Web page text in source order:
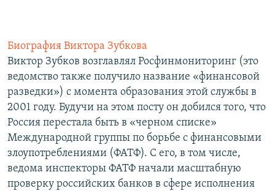
Биография Виктора Зубкова
Виктор Зубков возглавлял Росфинмониторинг (это
ведомство также получило название «финансовой
разведки») с момента образования этой службы в
2001 году. Будучи на этом посту он добился того, что
Россия перестала быть в «черном списке»
Международной группы по борьбе с финансовыми
злоупотреблениями (ФАТФ). С его, в том числе,
ведома инспекторы ФАТФ начали масштабную
проверку российских банков в сфере исполнения